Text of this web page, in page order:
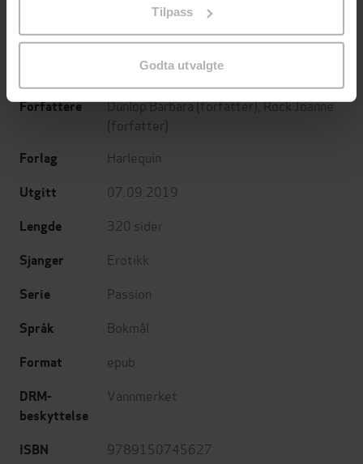
Tilpass
Godta utvalgte
Forfattere Dunlop Barbara(forfatter),Rock Joanne
(forfatter)
Forlag Harlequin
Utgitt 07.09.2019
Lengde 320 sider
Sjanger Erotikk
Serie Passion
Språk Bokmål
Format epub
DRM-
beskyttelse
Vannmerket
ISBN 9789150745627